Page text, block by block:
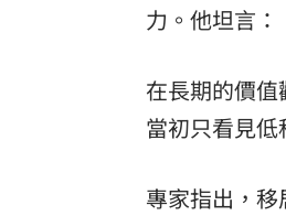
力。他坦言：
在長期的價
當初只看見
專家指出，